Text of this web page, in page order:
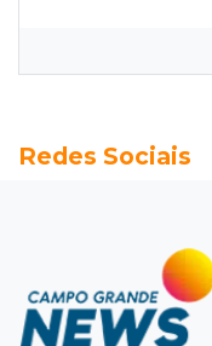
Foragido que se
Certidão
Em MS, uma
do pai a cada 2h
Redes Sociais